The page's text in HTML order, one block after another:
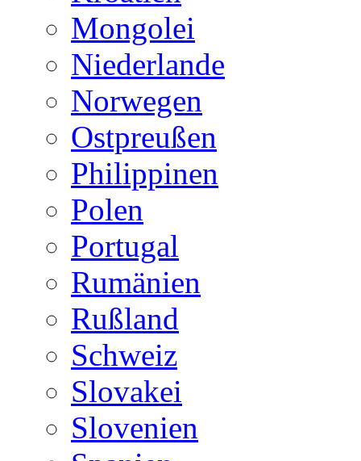
Mongolei
Niederlande
Norwegen
Ostpreußen
Philippinen
Polen
Portugal
Rumänien
Rußland
Schweiz
Slovakei
Slovenien